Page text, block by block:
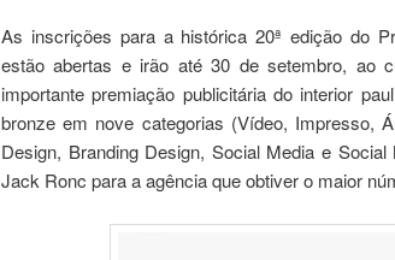
As inscrições para a histórica 20ª edição do
estão abertas e irão até 30 de setembro, ao
importante premiação publicitária do interior
bronze em nove categorias (Vídeo, Impresso,
Design, Branding Design, Social Media e
Jack Ronc para a agência que obtiver o maior